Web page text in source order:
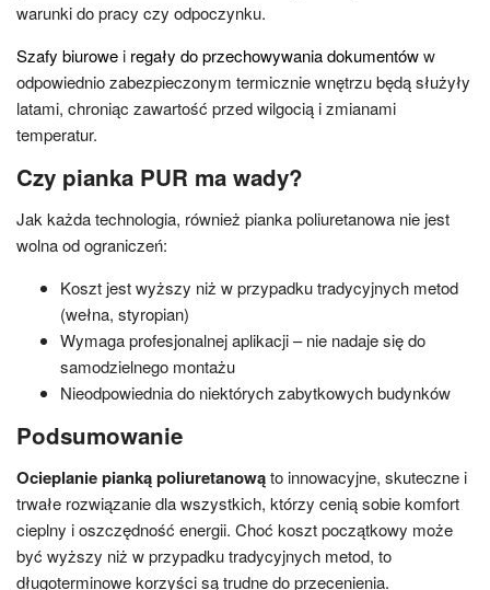
warunki do pracy czy odpoczynku.
Szafy biurowei regały do przechowywania dokumentóww
odpowiednio zabezpieczonym termicznie wnętrzu będą służyły
latami, chroniąc zawartość przed wilgocią i zmianami
temperatur.
Czy pianka PUR ma wady?
Jak każda technologia, również pianka poliuretanowa nie jest
wolna od ograniczeń:
Koszt jest wyższy niż w przypadku tradycyjnych metod
(wełna, styropian)
Wymaga profesjonalnej aplikacji – nie nadaje się do
samodzielnego montażu
Nieodpowiednia do niektórych zabytkowych budynków
Podsumowanie
Ocieplanie pianką poliuretanowąto innowacyjne, skuteczne i
trwałe rozwiązanie dla wszystkich, którzy cenią sobie komfort
cieplny i oszczędność energii. Choć koszt początkowy może
być wyższy niż w przypadku tradycyjnych metod, to
długoterminowe korzyści są trudne do przecenienia.